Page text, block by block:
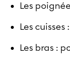
Les
Les
Les bras :